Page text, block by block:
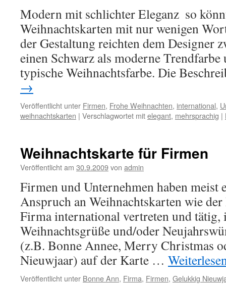
Modern mit schlichter Eleganz  so
Weihnachtskarten mit nur wenigen
der Gestaltung reichten dem Designer
einen Schwarz als moderne
typische Weihnachtsfarbe. Die
→
Veröffentlicht unter Firmen, Frohe Weihnachten, international,
weihnachtskarten | Verschlagwortet mitelegant, mehrsprachig |
Weihnachtskarte für Firmen
Veröffentlicht am 30.9.2009von admin
Firmen und Unternehmen haben meist
Anspruch an Weihnachtskarten wie
Firma international vertreten und tätig,
Weihnachtsgrüße und/oder
(z.B. Bonne Annee, Merry Christmas
Nieuwjaar) auf der Karte …
Veröffentlicht unter Bonne Ann, Firma, Firmen, Gelukkig